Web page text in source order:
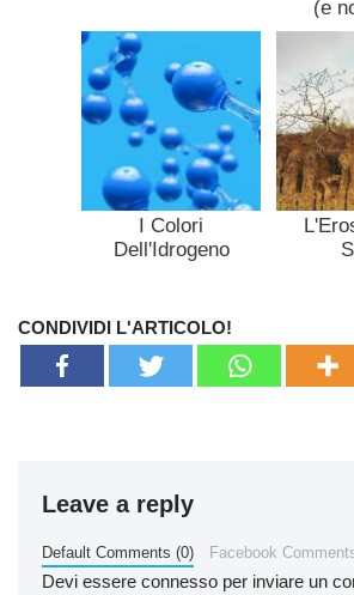
(e
I Colori
Dell'Idrogeno
CONDIVIDI L'ARTICOLO!
Leave a reply
Default Comments (0) Facebook
Devi essere connesso per inviare un